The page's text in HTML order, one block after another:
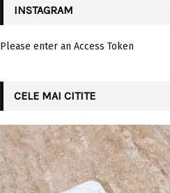
INSTAGRAM
Please enter an Access Token
CELE MAI CITITE